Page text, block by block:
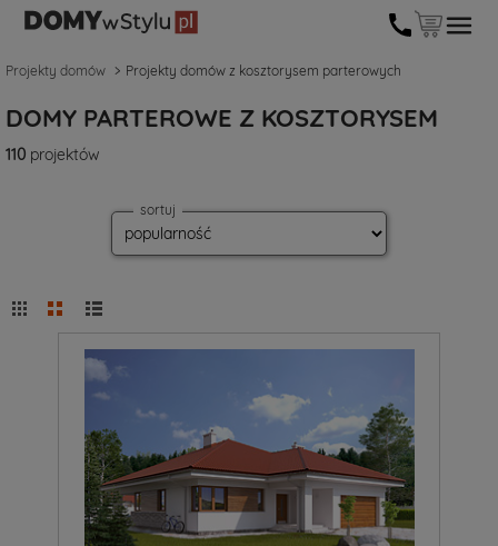
Projekty domów Projekty domów z kosztorysem parterowych
DOMY PARTEROWE Z KOSZTORYSEM
110 projektów
sortuj